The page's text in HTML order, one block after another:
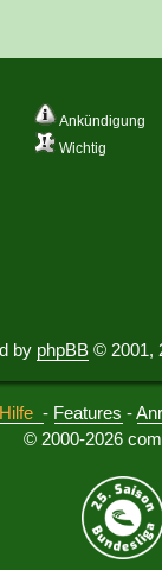
Ankündigung
Wichtig
by phpBB © 2001,
Hilfe - Features -
© 2000-2026